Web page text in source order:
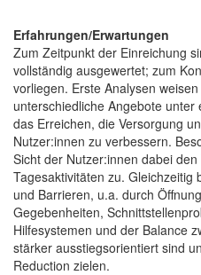
Erfahrungen/Erwartungen
Zum Zeitpunkt der Einreichung
vollständig ausgewertet; zum
vorliegen. Erste Analysen
unterschiedliche Angebote
das Erreichen, die Versorgung
Nutzer:innen zu verbessern.
Sicht der Nutzer:innen dabei
Tagesaktivitäten zu. Gleichzeitig
und Barrieren, u.a. durch
Gegebenheiten,
Hilfesystemen und der Balance
stärker ausstiegsorientiert sind
Reduction zielen.